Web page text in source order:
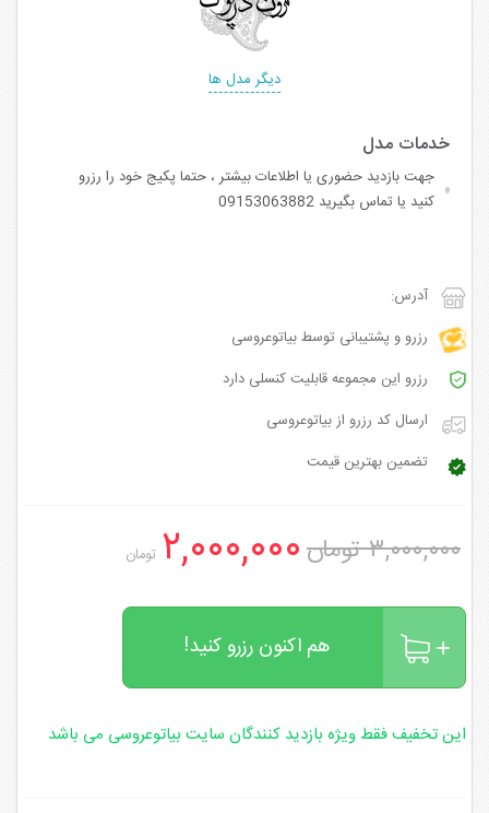
دیگر مدل ها
جهت بازدید حضوری یا اطلاعات بیشتر ، حتما پکیج خود را رزرو
کنید یا تماس بگیرید 09153063882
آدرس:
رزرو و پشتیبانی توسط بیاتوعروسی
رزرو این مجموعه قابلیت کنسلی دارد
ارسال کد رزرو از بیاتوعروسی
تضمین بهترین قیمت
۳,۰۰۰,۰۰۰ تومان ۲,۰۰۰,۰۰۰ تومان
هم اکنون رزرو کنید!
این تخفیف فقط ویژه بازدید کنندگان سایت بیاتوعروسی می باشد